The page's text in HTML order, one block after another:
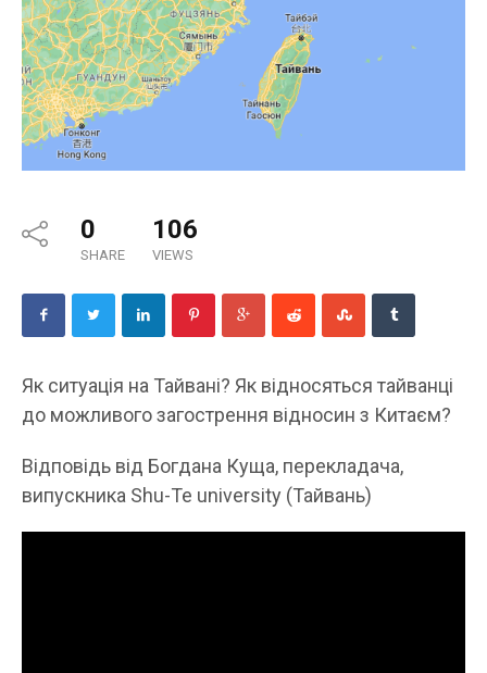
0
SHARE
106
VIEWS
Як ситуація на Тайвані? Як відносяться тайванці
до можливого загострення відносин з Китаєм?
Відповідь від Богдана Куща, перекладача,
випускника Shu-Te university (Тайвань)